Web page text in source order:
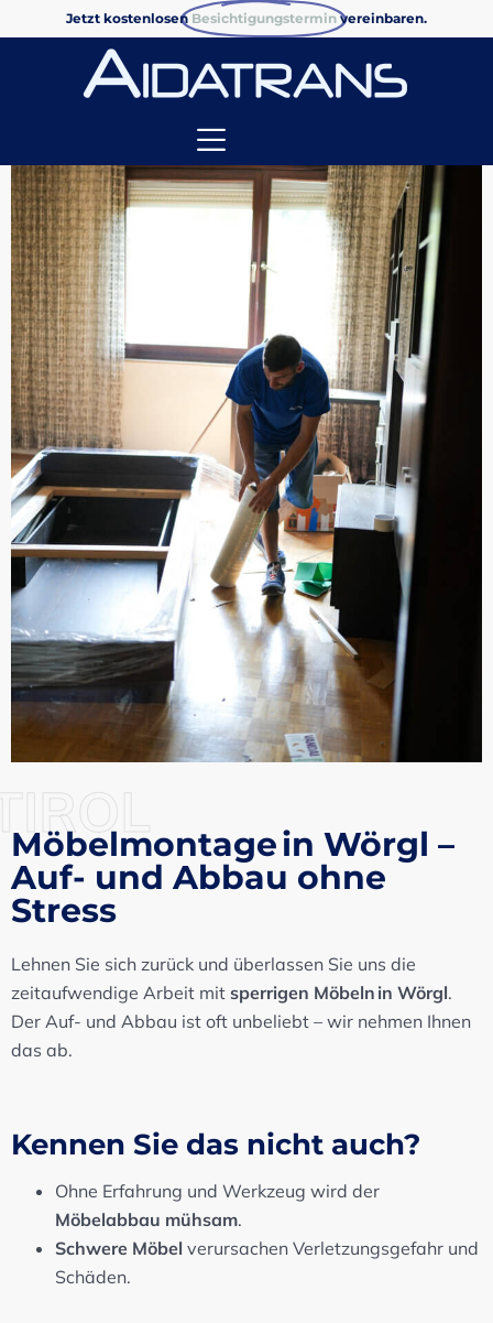
Jetzt kostenlosen Besichtigungstermin vereinbaren.
Möbelmontage in Wörgl –
Auf- und Abbau ohne
Stress
Lehnen Sie sich zurück und überlassen Sie uns die
zeitaufwendige Arbeit mit sperrigen Möbeln in Wörgl.
Der Auf- und Abbau ist oft unbeliebt – wir nehmen Ihnen
das ab.
Kennen Sie das nicht auch?
Ohne Erfahrung und Werkzeug wird der
Möbelabbau mühsam.
Schwere Möbel verursachen Verletzungsgefahr und
Schäden.